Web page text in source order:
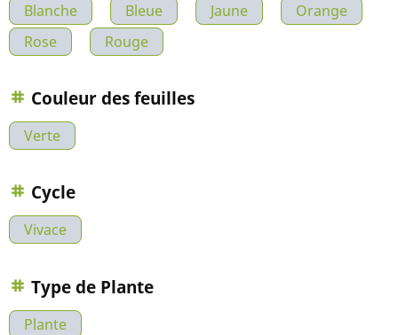
Blanche Bleue Jaune
Orange
Rose
Rouge
Couleur des feuilles
Verte
Cycle
Vivace
Type de Plante
Plante